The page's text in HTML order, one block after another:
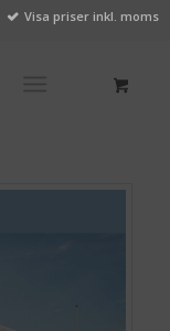
Visa priser inkl. moms